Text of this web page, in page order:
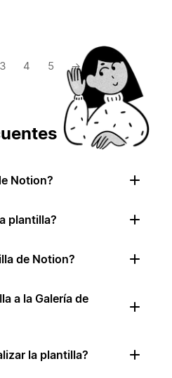
3 4 5 →
Notion?
plantilla?
de Notion?
a la Galería de
la plantilla?